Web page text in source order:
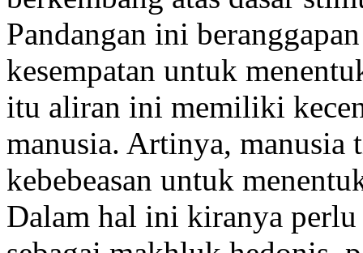
Pandangan ini
kesempatan untuk
itu aliran ini memiliki
manusia. Artinya,
kebebeasan untuk
Dalam hal ini kiranya